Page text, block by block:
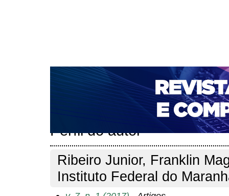
CAPA SOBRE ACESSO CADASTRO
NOTÍCIAS
PORTAL DE REVISTAS DA UNIFACS
PARA AVALIADORES
NOVA SUBMISSÃO
Perfil do autor
Ribeiro Junior, Franklin
Instituto Federal do